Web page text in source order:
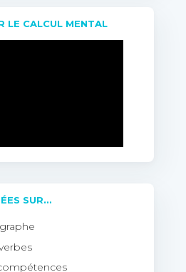
LE CALCUL MENTAL
SUR…